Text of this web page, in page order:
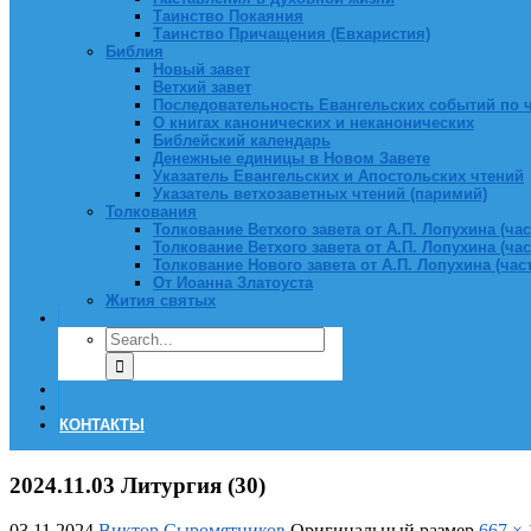
Таинство Покаяния
Таинство Причащения (Евхаристия)
Библия
Новый завет
Ветхий завет
Последовательность Евангельских событий по
О книгах канонических и неканонических
Библейский календарь
Денежные единицы в Новом Завете
Указатель Евангельских и Апостольских чтений
Указатель ветхозаветных чтений (паримий)
Толкования
Толкование Ветхого завета от А.П. Лопухина
Толкование Ветхого завета от А.П. Лопухина
Толкование Нового завета от А.П. Лопухина
От Иоанна Златоуста
Жития святых
КОНТАКТЫ
2024.11.03 Литургия (30)